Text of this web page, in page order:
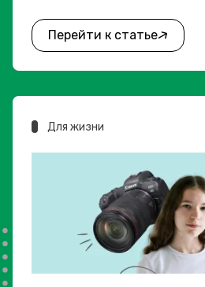
Перейти к статье
Для жизни